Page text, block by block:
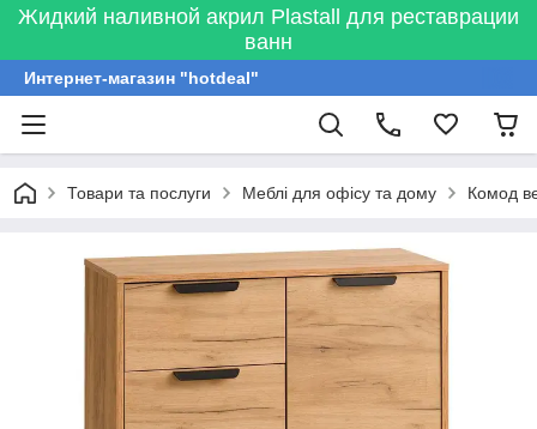
Жидкий наливной акрил Plastall для реставрации
ванн
Интернет-магазин "hotdeal"
Товари та послуги Меблі для офісу та дому Комод